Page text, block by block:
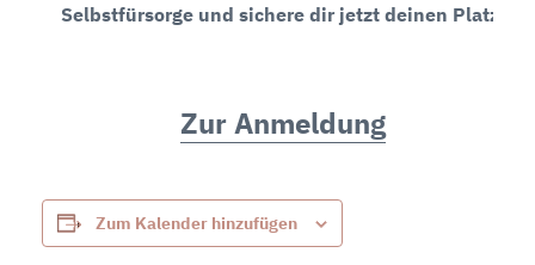
Selbstfürsorge und sichere dir jetzt deinen Platz.
Zur Anmeldung
Zum Kalender hinzufügen